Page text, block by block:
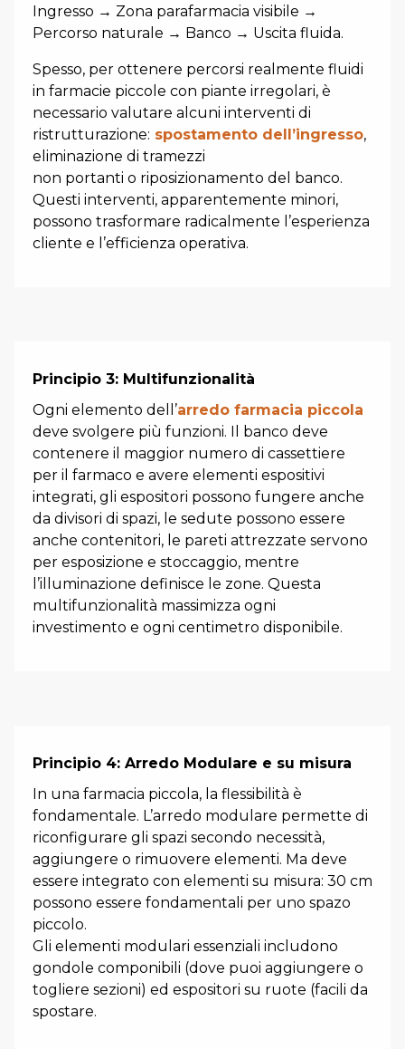
Ingresso → Zona parafarmacia visibile →
Percorso naturale → Banco → Uscita fluida.
Spesso, per ottenere percorsi realmente fluidi
in farmacie piccole con piante irregolari, è
necessario valutare alcuni interventi di
ristrutturazione: spostamento dell’ingresso,
eliminazione di tramezzi
non portanti o riposizionamento del banco.
Questi interventi, apparentemente minori,
possono trasformare radicalmente l’esperienza
cliente e l’efficienza operativa.
Principio 3: Multifunzionalità
Ogni elemento dell’arredo farmacia piccola
deve svolgere più funzioni. Il banco deve
contenere il maggior numero di cassettiere
per il farmaco e avere elementi espositivi
integrati, gli espositori possono fungere anche
da divisori di spazi, le sedute possono essere
anche contenitori, le pareti attrezzate servono
per esposizione e stoccaggio, mentre
l’illuminazione definisce le zone. Questa
multifunzionalità massimizza ogni
investimento e ogni centimetro disponibile.
Principio 4: Arredo Modulare e su misura
In una farmacia piccola, la flessibilità è
fondamentale. L’arredo modulare permette di
riconfigurare gli spazi secondo necessità,
aggiungere o rimuovere elementi. Ma deve
essere integrato con elementi su misura: 30 cm
possono essere fondamentali per uno spazo
piccolo.
Gli elementi modulari essenziali includono
gondole componibili (dove puoi aggiungere o
togliere sezioni) ed espositori su ruote (facili da
spostare.